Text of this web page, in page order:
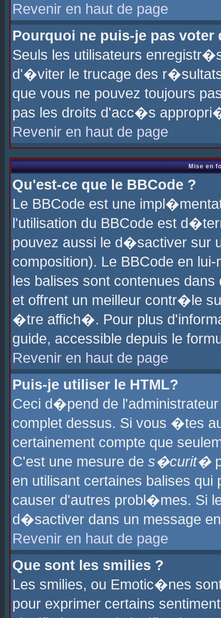
Revenir en haut de page
Pourquoi ne puis-je pas voter
Seuls les utilisateurs
d'�viter le trucage des
que vous ne pouvez toujours
pas les droits d'acc�s
Revenir en haut de page
Mise en
Qu'est-ce que le BBCode ?
Le BBCode est une
l'utilisation du BBCode est
pouvez aussi le d�sactiver sur
composition). Le BBCode en
les balises sont contenues
et offrent un meilleur contr�le
�tre affich�. Pour plus
guide, accessible depuis le
Revenir en haut de page
Puis-je utiliser le HTML?
Ceci d�pend de
complet dessus. Si vous �tes
certainement compte que
C'est une mesure de s�curit�
en utilisant certaines balises
causer d'autres probl�mes. Si
d�sactiver dans un message
Revenir en haut de page
Que sont les smilies ?
Les smilies, ou Emotic�nes
pour exprimer certains